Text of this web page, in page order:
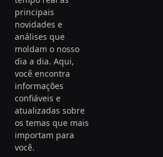
principais
novidades e
análises que
moldam o nosso
dia a dia. Aqui,
você encontra
informações
confiáveis e
atualizadas sobre
os temas que mais
importam para
você.